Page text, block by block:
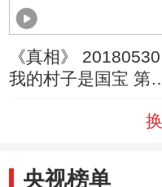
《真相》 20180530
我的村子是国宝 第
央视榜单